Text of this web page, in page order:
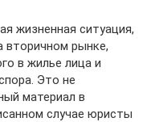
жизненная ситуация,
вторичном рынке,
в жилье лица и
Это не
материал в
случае юристы